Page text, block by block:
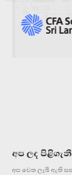
අප ලද
අප වෙත ලැබී ඇති